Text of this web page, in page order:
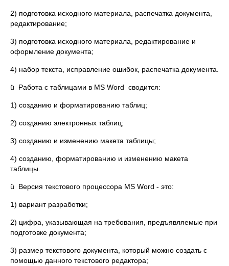
2) подготовка исходного материала, распечатка документа,
редактирование;
3) подготовка исходного материала, редактирование и
оформление документа;
4) набор текста, исправление ошибок, распечатка документа.
ü Работа с таблицами в MS Word сводится:
1) созданию и форматированию таблиц;
2) созданию электронных таблиц;
3) созданию и изменению макета таблицы;
4) созданию, форматированию и изменению макета
таблицы.
ü Версия текстового процессора MS Word - это:
1) вариант разработки;
2) цифра, указывающая на требования, предъявляемые при
подготовке документа;
3) размер текстового документа, который можно создать с
помощью данного текстового редактора;